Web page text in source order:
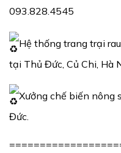
093.828.4545
Hệ thống trang trại
tại Thủ Đức, Củ Chi, Hà
Xưởng chế biến nông
Đức.